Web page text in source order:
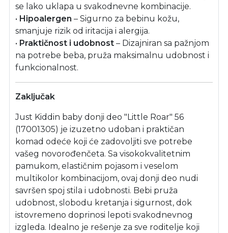
se lako uklapa u svakodnevne kombinacije.
• Hipoalergen – Sigurno za bebinu kožu,
smanjuje rizik od iritacija i alergija.
• Praktičnost i udobnost – Dizajniran sa pažnjom
na potrebe beba, pruža maksimalnu udobnost i
funkcionalnost.
Zaključak
Just Kiddin baby donji deo "Little Roar" 56
(17001305) je izuzetno udoban i praktičan
komad odeće koji će zadovoljiti sve potrebe
vašeg novorođenčeta. Sa visokokvalitetnim
pamukom, elastičnim pojasom i veselom
multikolor kombinacijom, ovaj donji deo nudi
savršen spoj stila i udobnosti. Bebi pruža
udobnost, slobodu kretanja i sigurnost, dok
istovremeno doprinosi lepoti svakodnevnog
izgleda. Idealno je rešenje za sve roditelje koji